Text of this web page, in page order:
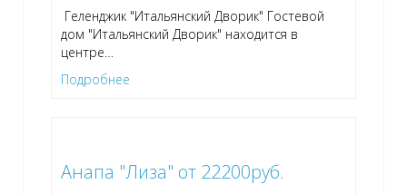
Геленджик "Итальянский Дворик" Гостевой
дом "Итальянский Дворик" находится в
центре
Подробнее
Анапа "Лиза" от 22200руб.